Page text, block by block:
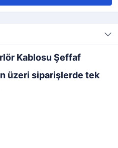
Kablosu Şeffaf
üzeri siparişlerde tek